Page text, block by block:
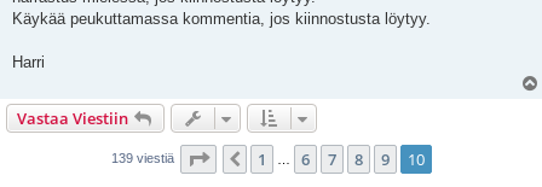
Käykää peukuttamassa kommentia, jos kiinnostusta löytyy.
Harri
Vastaa Viestiin
139 viestiä Sivu 10/ 10
Edellinen
1 6 7 8 9 10